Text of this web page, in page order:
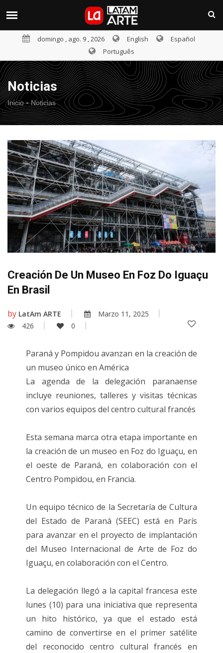
domingo , ago. 9 , 2026 English
Español
Português
Noticias
Inicio- Noticias
Creación De Un Museo En Foz Do Iguaçu
En Brasil
by LatAm ARTE
Marzo 11, 2025
426
0
Paraná y Pompidou avanzan en la creación de
un museo único en América
La agenda de la delegación paranaense
incluye reuniones, talleres y visitas técnicas
con varios equipos del centro cultural francés
Esta semana marca otra etapa importante en
la creación de un museo en Foz do Iguaçu, en
el oeste de Paraná, en colaboración con el
Centro Pompidou, en Francia.
Un equipo técnico de la Secretaría de Cultura
del Estado de Paraná (SEEC) está en París
para avanzar en el proyecto de implantación
del Museo Internacional de Arte de Foz do
Iguaçu, en colaboración con el Centro.
La delegación llegó a la capital francesa este
lunes (10) para una iniciativa que representa
un hito histórico, ya que el estado está
camino de convertirse en el primer satélite
del reconocido centro cultural francés en